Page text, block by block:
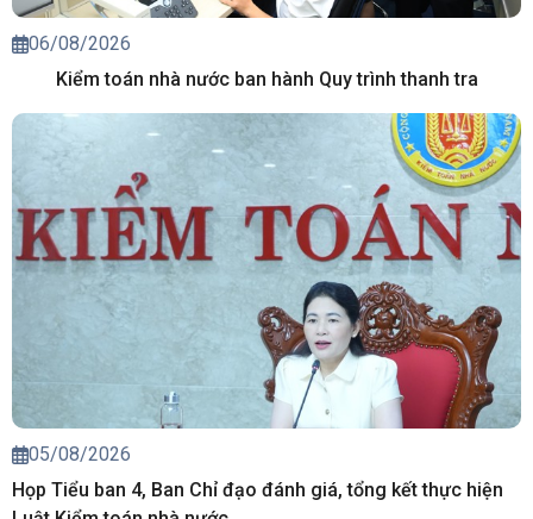
06/08/2026
Kiểm toán nhà nước ban hành Quy trình thanh tra
05/08/2026
Họp Tiểu ban 4, Ban Chỉ đạo đánh giá, tổng kết thực hiện